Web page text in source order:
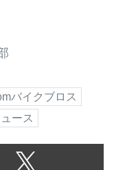
バイクブロス
ース